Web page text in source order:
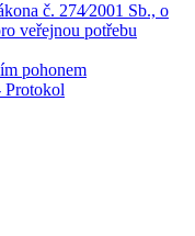
č. 274⁄2001 Sb., o
veřejnou potřebu
pohonem